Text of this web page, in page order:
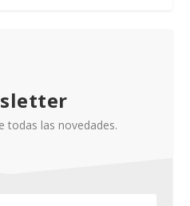
todas las novedades.